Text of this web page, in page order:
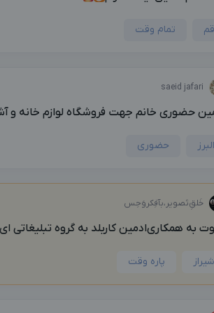
قم تمام وقت
saeid jafari
حضوری خانم جهت فروشگاه لوازم خانه و
البرز حضوری
خَلق‌ِتَصویر،بآفِکروَحِس
به همکاری‌ادمین کاربلد به گروه تبلیغاتی
شیراز پاره وقت